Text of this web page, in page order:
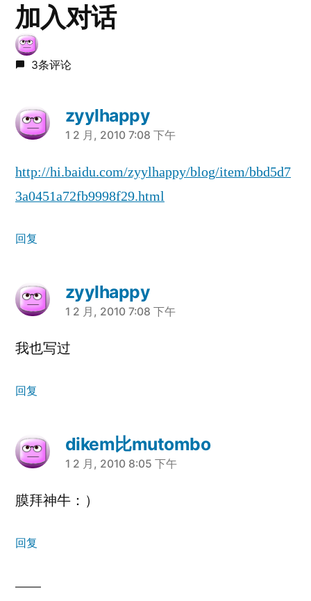
加入对话
3条评论
zyylhappy
说：
1 2 月, 2010 7:08 下午
http://hi.baidu.com/zyylhappy/blog/item/bbd5d7
3a0451a72fb9998f29.html
回复
zyylhappy
说：
1 2 月, 2010 7:08 下午
我也写过
回复
dikem比mutombo
说：
1 2 月, 2010 8:05 下午
膜拜神牛：）
回复